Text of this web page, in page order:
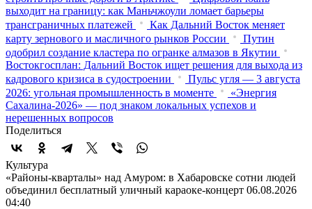
выходит на границу: как Маньчжоули ломает барьеры
трансграничных платежей
Как Дальний Восток меняет
карту зернового и масличного рынков России
Путин
одобрил создание кластера по огранке алмазов в Якутии
Востокгосплан: Дальний Восток ищет решения для выхода из
кадрового кризиса в судостроении
Пульс угля — 3 августа
2026: угольная промышленность в моменте
«Энергия
Сахалина-2026» — под знаком локальных успехов и
нерешенных вопросов
Поделиться
Культура
«Районы-кварталы» над Амуром: в Хабаровске сотни людей
объединил бесплатный уличный караоке-концерт 06.08.2026
04:40